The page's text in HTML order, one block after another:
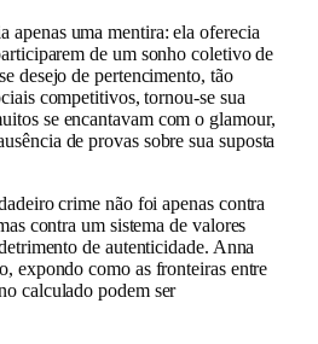
apenas uma mentira: ela oferecia
de um sonho coletivo de
desejo de pertencimento, tão
competitivos, tornou-se sua
se encantavam com o glamour,
de provas sobre sua suposta
crime não foi apenas contra
contra um sistema de valores
de autenticidade. Anna
expondo como as fronteiras entre
calculado podem ser